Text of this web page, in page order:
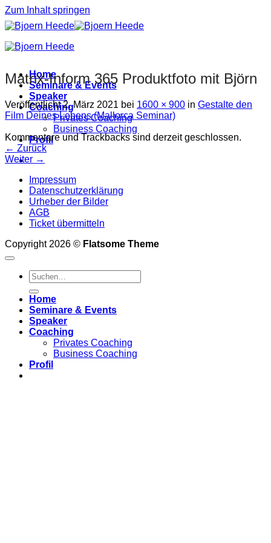
Zum Inhalt springen
Home
Seminare & Events
Speaker
Coaching
Privates Coaching
Business Coaching
Profil
Matrix-Inform 365 Produktfoto mit Björn
Veröffentlicht2. März 2021 bei 1600 × 900 in Gestalte den
Film Deines Lebens (Mallorca Seminar)
Kommentare und Trackbacks sind derzeit geschlossen.
← Zurück
Weiter →
Impressum
Datenschutzerklärung
Urheber der Bilder
AGB
Ticket übermitteln
Copyright 2026 © Flatsome Theme
Home
Seminare & Events
Speaker
Coaching
Privates Coaching
Business Coaching
Profil